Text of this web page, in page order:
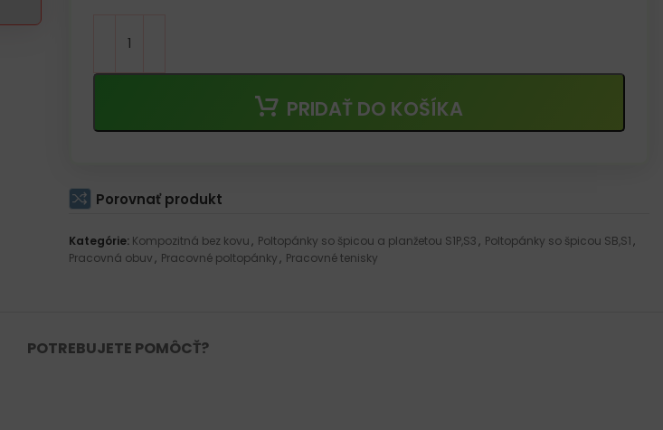
PRIDAŤ DO KOŠÍKA
Porovnať produkt
Kategórie: Kompozitná bez kovu , Poltopánky so špicou a planžetou S1P,S3 , Poltopánky so špicou SB,S1 ,
Pracovná obuv , Pracovné poltopánky , Pracovné tenisky
POTREBUJETE POMÔCŤ?